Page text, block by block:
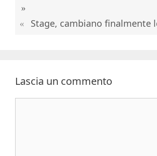
Stage, cambiano finalmente
Lascia un commento